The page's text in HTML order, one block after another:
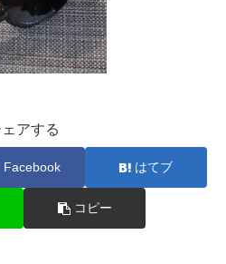
ェアする
Facebook はてブ
コピー